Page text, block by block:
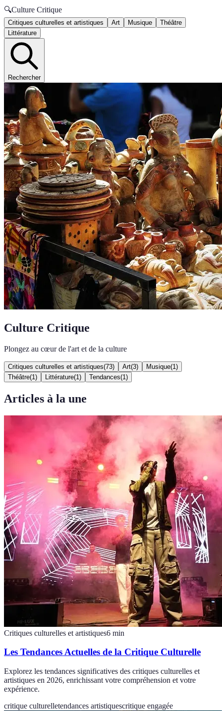
🔍Culture Critique
Critiques culturelles et artistiques Art Musique
Théâtre
Littérature
Rechercher
Culture Critique
Plongez au cœur de l'art et de la culture
Critiques culturelles et artistiques(73) Art(3) Musique(1 )
Théâtre(1 ) Littérature(1 ) Tendances(1 )
Articles à la une
Critiques culturelles et artistiques6 min
Les Tendances Actuelles de la Critique Culturelle
Explorez les tendances significatives des critiques culturelles et
artistiques en 2026, enrichissant votre compréhension et votre
expérience.
critique culturelletendances artistiquescritique engagée